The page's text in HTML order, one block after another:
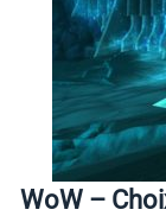
WoW –